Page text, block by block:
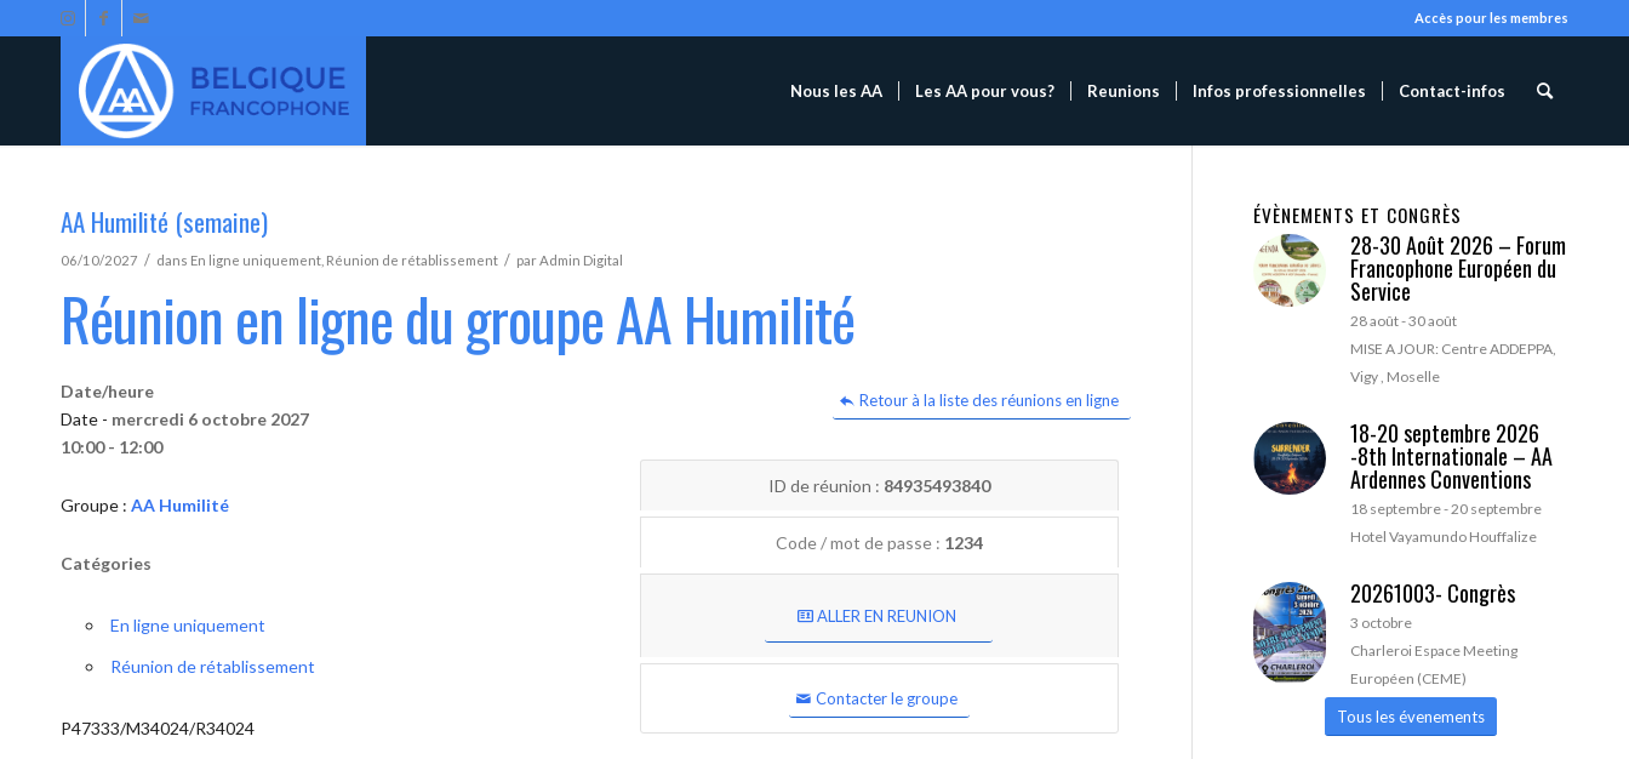
Accès pour les membres
Nous les AA Les AA pour vous? Reunions Infos professionnelles Contact-infos
AA Humilité (semaine)
06/10/2027 / dans En ligne uniquement Réunion de rétablissement / parAdmin Digital
Réunion en ligne du groupe AA Humilité
Retour à la liste des réunions en ligne
Date/heure
Date - mercredi 6 octobre 2027
10:00 - 12:00
Groupe : AA Humilité
Catégories
En ligne uniquement
Réunion de rétablissement
P47333/M34024/R34024
ID de réunion : 84935493840
Code / mot de passe : 1234
ALLER EN REUNION
Contacter le groupe
ÉVÈNEMENTS ET CONGRÈS
28-30 Août 2026 – Forum
Francophone Européen du
Service
28 août-30 août
MISE A JOUR: Centre ADDEPPA,
Vigy , Moselle
18-20 septembre 2026
-8th Internationale – AA
Ardennes Conventions
18 septembre-20 septembre
Hotel Vayamundo Houffalize
20261003- Congrès
3 octobre
Charleroi Espace Meeting
Européen (CEME)
Tous les évenements